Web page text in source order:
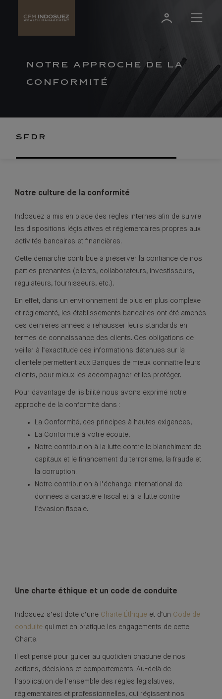
NOTRE APPROCHE DE LA
CONFORMITÉ
SFDR
Notre culture de la conformité
Indosuez a mis en place des règles internes afin de suivre
les dispositions législatives et réglementaires propres aux
activités bancaires et financières.
Cette démarche contribue à préserver la confiance de nos
parties prenantes (clients, collaborateurs, investisseurs,
régulateurs, fournisseurs, etc.).
En effet, dans un environnement de plus en plus complexe
et réglementé, les établissements bancaires ont été amenés
ces dernières années à rehausser leurs standards en
termes de connaissance des clients. Ces obligations de
veiller à l’exactitude des informations détenues sur la
clientèle permettent aux Banques de mieux connaître leurs
clients, pour mieux les accompagner et les protéger.
Pour davantage de lisibilité nous avons exprimé notre
approche de la conformité dans :
La Conformité, des principes à hautes exigences,
La Conformité à votre écoute,
Notre contribution à la lutte contre le blanchiment de
capitaux et le financement du terrorisme, la fraude et
la corruption.
Notre contribution à l’échange International de
données à caractère fiscal et à la lutte contre
l’évasion fiscale.
Une charte éthique et un code de conduite
Indosuez s’est doté d’une Charte Éthique et d’un Code de
conduite qui met en pratique les engagements de cette
Charte.
Il est pensé pour guider au quotidien chacune de nos
actions, décisions et comportements. Au-delà de
l’application de l’ensemble des règles législatives,
réglementaires et professionnelles, qui régissent nos